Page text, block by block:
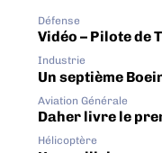
Défense
Vidéo – Pilote de
Industrie
Un septième
Aviation Générale
Daher livre le
Hélicoptère